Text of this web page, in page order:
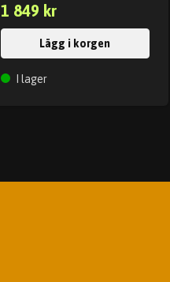
1 849 kr
Lägg i korgen
I lager